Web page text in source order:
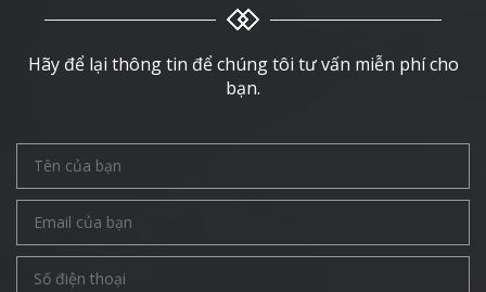
Hãy để lại thông tin để chúng tôi tư vấn miễn phí cho
bạn.